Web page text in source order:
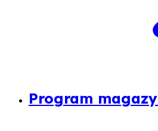
Program